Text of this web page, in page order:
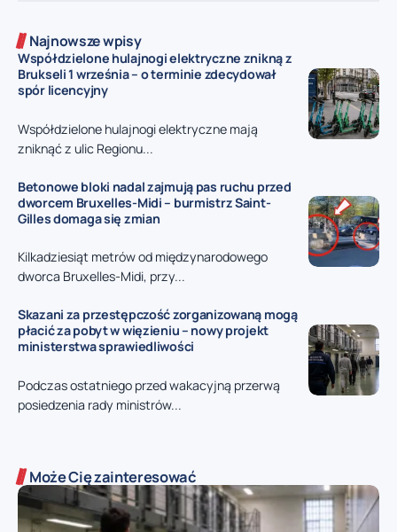
Najnowsze wpisy
Współdzielone hulajnogi elektryczne znikną z
Brukseli 1 września – o terminie zdecydował
spór licencyjny
Współdzielone hulajnogi elektryczne mają
zniknąć z ulic Regionu...
Betonowe bloki nadal zajmują pas ruchu przed
dworcem Bruxelles-Midi – burmistrz Saint-
Gilles domaga się zmian
Kilkadziesiąt metrów od międzynarodowego
dworca Bruxelles-Midi, przy...
Skazani za przestępczość zorganizowaną mogą
płacić za pobyt w więzieniu – nowy projekt
ministerstwa sprawiedliwości
Podczas ostatniego przed wakacyjną przerwą
posiedzenia rady ministrów...
Może Cię zainteresować